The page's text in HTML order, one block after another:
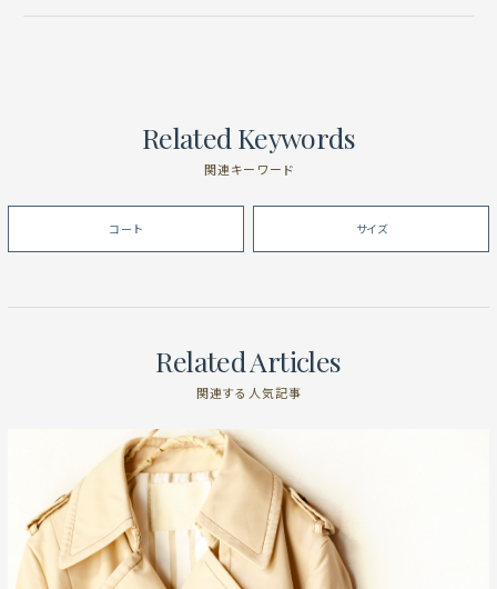
Related Keywords
関連キーワード
コート サイズ
Related Articles
関連する人気記事